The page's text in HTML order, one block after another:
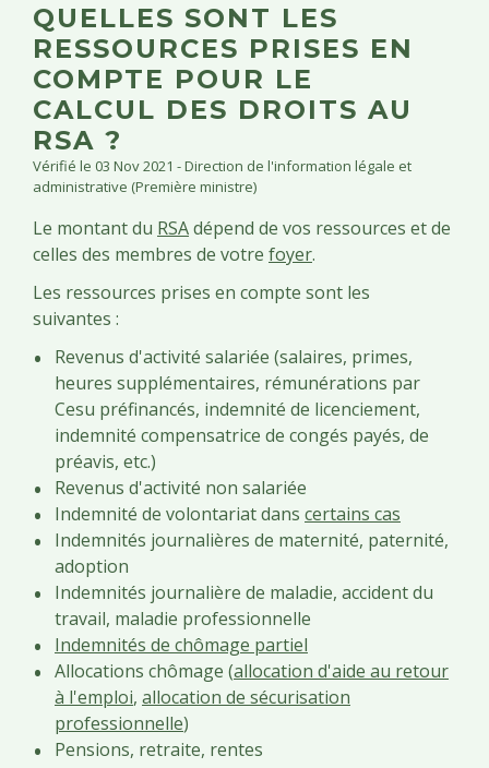
QUELLES SONT LES
RESSOURCES PRISES EN
COMPTE POUR LE
CALCUL DES DROITS AU
RSA ?
Vérifié le 03 Nov 2021 - Direction de l'information légale et
administrative (Première ministre)
Le montant du RSAdépend de vos ressources et de
celles des membres de votre foyer.
Les ressources prises en compte sont les
suivantes :
Revenus d'activité salariée (salaires, primes,
heures supplémentaires, rémunérations par
Cesu préfinancés, indemnité de licenciement,
indemnité compensatrice de congés payés, de
préavis, etc.)
Revenus d'activité non salariée
Indemnité de volontariat dans certains cas
Indemnités journalières de maternité, paternité,
adoption
Indemnités journalière de maladie, accident du
travail, maladie professionnelle
Indemnités de chômage partiel
Allocations chômage (allocation d'aide au retour
à l'emploi, allocation de sécurisation
professionnelle)
Pensions, retraite, rentes